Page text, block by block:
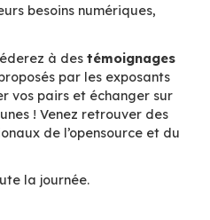
une quarantaine
Libre (ENL) de la
Ces acteurs du Libre
objectif de favoriser la
structurer et